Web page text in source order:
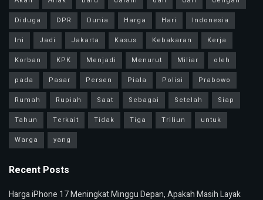
Diduga
DPR Dunia Harga Hari
Indonesia
Ini
Jadi Jakarta Kasus Kebakaran
Kerja
Korban
KPK Menjadi Menurut Miliar
oleh
pada
Pasar Persen Piala Polisi
Prabowo
Rumah
Rupiah Saat Sebagai Setelah
Siap
Tahun
Terkait Tidak Tiga Triliun
untuk
Warga
yang
Recent Posts
Harga iPhone 17 Meningkat Minggu Depan, Apakah Masih Layak